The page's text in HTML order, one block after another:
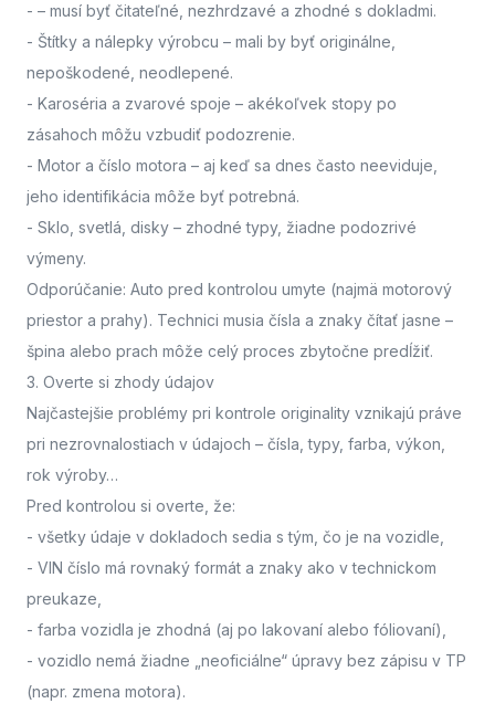
- – musí byť čitateľné, nezhrdzavé a zhodné s dokladmi.
- Štítky a nálepky výrobcu – mali by byť originálne,
nepoškodené, neodlepené.
- Karoséria a zvarové spoje – akékoľvek stopy po
zásahoch môžu vzbudiť podozrenie.
- Motor a číslo motora – aj keď sa dnes často neeviduje,
jeho identifikácia môže byť potrebná.
- Sklo, svetlá, disky – zhodné typy, žiadne podozrivé
výmeny.
Odporúčanie: Auto pred kontrolou umyte (najmä motorový
priestor a prahy). Technici musia čísla a znaky čítať jasne –
špina alebo prach môže celý proces zbytočne predĺžiť.
3. Overte si zhody údajov
Najčastejšie problémy pri kontrole originality vznikajú práve
pri nezrovnalostiach v údajoch – čísla, typy, farba, výkon,
rok výroby…
Pred kontrolou si overte, že:
- všetky údaje v dokladoch sedia s tým, čo je na vozidle,
- VIN číslo má rovnaký formát a znaky ako v technickom
preukaze,
- farba vozidla je zhodná (aj po lakovaní alebo fóliovaní),
- vozidlo nemá žiadne „neoficiálne“ úpravy bez zápisu v TP
(napr. zmena motora).